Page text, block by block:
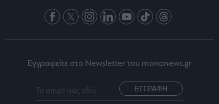
Εγγραφείτε στο Newsletter του mononews.gr
ΕΓΓΡΑΦΗ